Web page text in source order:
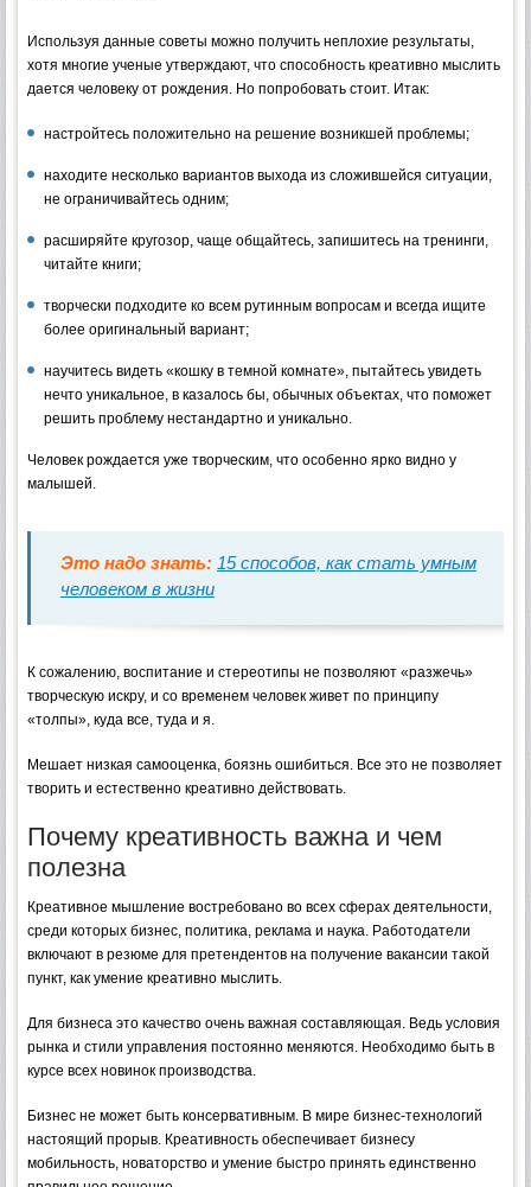
Используя данные советы можно получить неплохие результаты,
хотя многие ученые утверждают, что способность креативно мыслить
дается человеку от рождения. Но попробовать стоит. Итак:
настройтесь положительно на решение возникшей проблемы;
находите несколько вариантов выхода из сложившейся ситуации,
не ограничивайтесь одним;
расширяйте кругозор, чаще общайтесь, запишитесь на тренинги,
читайте книги;
творчески подходите ко всем рутинным вопросам и всегда ищите
более оригинальный вариант;
научитесь видеть «кошку в темной комнате», пытайтесь увидеть
нечто уникальное, в казалось бы, обычных объектах, что поможет
решить проблему нестандартно и уникально.
Человек рождается уже творческим, что особенно ярко видно у
малышей.
Это надо знать: 15 способов, как стать умным
человеком в жизни
К сожалению, воспитание и стереотипы не позволяют «разжечь»
творческую искру, и со временем человек живет по принципу
«толпы», куда все, туда и я.
Мешает низкая самооценка, боязнь ошибиться. Все это не позволяет
творить и естественно креативно действовать.
Почему креативность важна и чем
полезна
Креативное мышление востребовано во всех сферах деятельности,
среди которых бизнес, политика, реклама и наука. Работодатели
включают в резюме для претендентов на получение вакансии такой
пункт, как умение креативно мыслить.
Для бизнеса это качество очень важная составляющая. Ведь условия
рынка и стили управления постоянно меняются. Необходимо быть в
курсе всех новинок производства.
Бизнес не может быть консервативным. В мире бизнес-технологий
настоящий прорыв. Креативность обеспечивает бизнесу
мобильность, новаторство и умение быстро принять единственно